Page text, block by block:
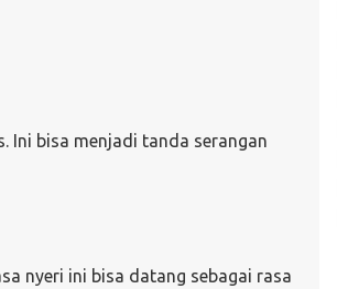
Ini bisa menjadi tanda serangan
nyeri ini bisa datang sebagai rasa